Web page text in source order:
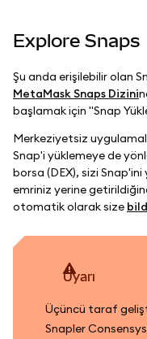
Explore Snaps
Şu anda erişilebilir olan
MetaMask Snaps Dizini
başlamak için "Snap
Merkeziyetsiz
Snap'i yüklemeye de
borsa (DEX), sizi
emriniz yerine
otomatik olarak size
uyarı
Üçüncü taraf
Snapler Consensys